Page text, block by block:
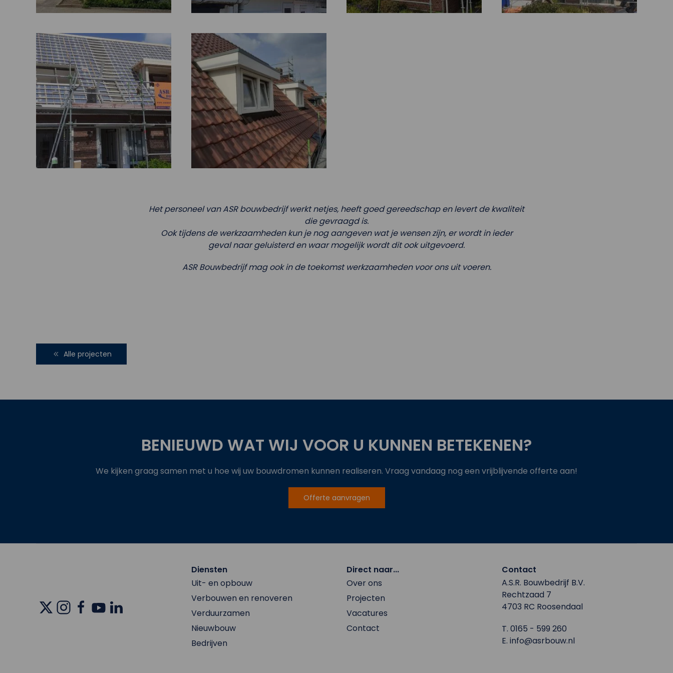
Het personeel van ASR bouwbedrijf werkt netjes, heeft goed gereedschap en levert de kwaliteit
die gevraagd is.
Ook tijdens de werkzaamheden kun je nog aangeven wat je wensen zijn, er wordt in ieder
geval naar geluisterd en waar mogelijk wordt dit ook uitgevoerd.
ASR Bouwbedrijf mag ook in de toekomst werkzaamheden voor ons uit voeren.
Alle projecten
BENIEUWD WAT WIJ VOOR U KUNNEN BETEKENEN?
We kijken graag samen met u hoe wij uw bouwdromen kunnen realiseren. Vraag vandaag nog een vrijblijvende offerte aan!
Offerte aanvragen
Diensten
Uit- en opbouw
Verbouwen en renoveren
Verduurzamen
Nieuwbouw
Bedrijven
Direct naar...
Over ons
Projecten
Vacatures
Contact
Contact
A.S.R. Bouwbedrijf B.V.
Rechtzaad 7
4703 RC Roosendaal
T. 0165 - 599 260
E. info@asrbouw.nl